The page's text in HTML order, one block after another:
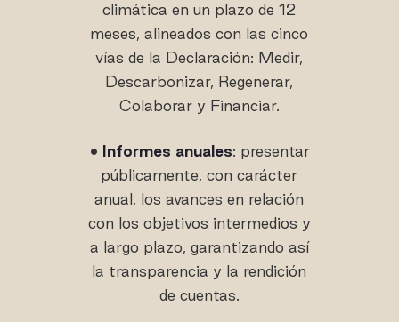
climática en un plazo de 12
meses, alineados con las cinco
vías de la Declaración: Medir,
Descarbonizar, Regenerar,
Colaborar y Financiar.
• Informes anuales: presentar
públicamente, con carácter
anual, los avances en relación
con los objetivos intermedios y
a largo plazo, garantizando así
la transparencia y la rendición
de cuentas.